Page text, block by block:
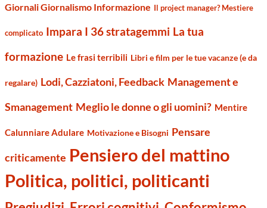
Giornali Giornalismo Informazione Il project manager? Mestiere
complicato Impara I 36 stratagemmi La tua
formazione Le frasi terribili Libri e film per le tue vacanze (e da
regalare) Lodi, Cazziatoni, Feedback Management e
Smanagement Meglio le donne o gli uomini? Mentire
Calunniare Adulare Motivazione e Bisogni Pensare
criticamente Pensiero del mattino
Politica, politici, politicanti